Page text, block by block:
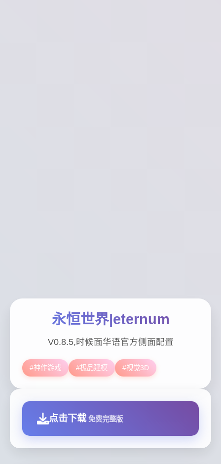
永恒世界|eternum
V0.8.5,时候面华语官方侧面配置
#神作游戏 #极品建模 #视觉3D
点击下载 免费完整版